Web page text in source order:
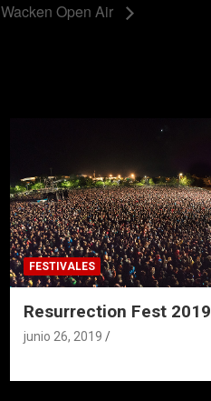
Wacken Open Air
FESTIVALES
Resurrection Fest 2019
junio 26, 2019